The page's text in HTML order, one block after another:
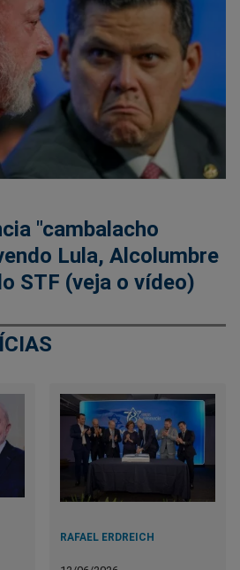
"cambalacho
Lula, Alcolumbre
STF (veja o vídeo)
RAFAEL ERDREICH